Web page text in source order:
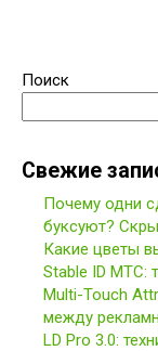
Поиск
Свежие
Почему одни
буксуют?
Какие цветы
Stable ID МТС:
Multi-Touch
между
LD Pro 3.0: